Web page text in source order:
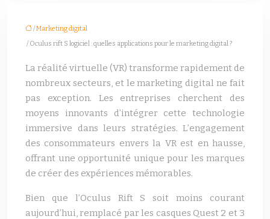
/Marketing digital
/ Oculus rift S logiciel : quelles applications pour le marketing digital ?
La réalité virtuelle (VR) transforme rapidement de
nombreux secteurs, et le marketing digital ne fait
pas exception. Les entreprises cherchent des
moyens innovants d’intégrer cette technologie
immersive dans leurs stratégies. L’engagement
des consommateurs envers la VR est en hausse,
offrant une opportunité unique pour les marques
de créer des expériences mémorables.
Bien que l’Oculus Rift S soit moins courant
aujourd’hui, remplacé par les casques Quest 2 et 3